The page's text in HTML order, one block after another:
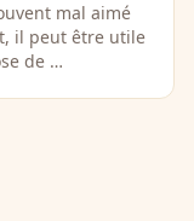
mal aimé
il peut être utile
de …